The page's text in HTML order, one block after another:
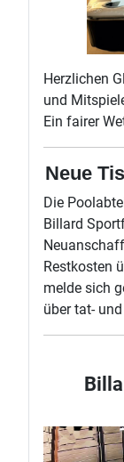
Herzlichen
und
Ein fairer
Neue
Die
Billard
Restkosten
melde sich
über tat-